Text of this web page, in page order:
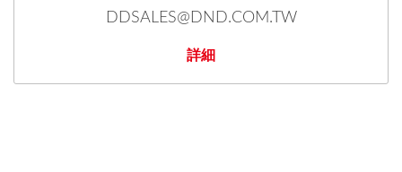
DDSALES@DND.COM.TW
詳細